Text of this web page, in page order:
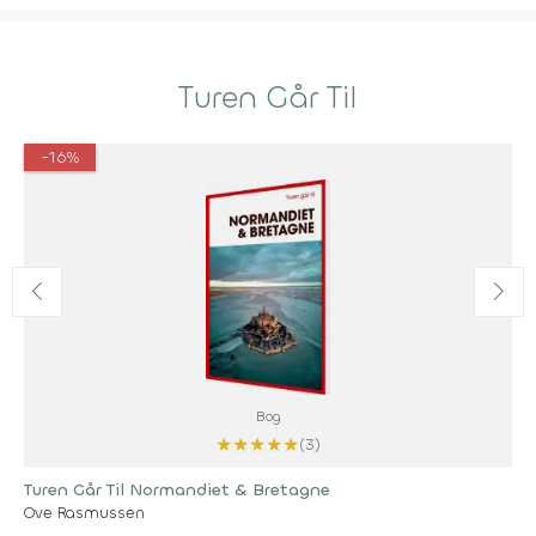
Turen Går Til
-16%
Bog
★★★★★(3)
Turen Går Til Normandiet & Bretagne
Ove Rasmussen